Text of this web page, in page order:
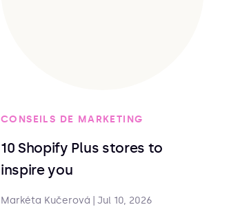
CONSEILS DE MARKETING
10 Shopify Plus stores to
inspire you
Markéta Kučerová Jul 10, 2026